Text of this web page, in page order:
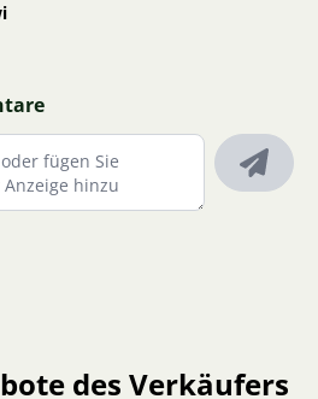
des Verkäufers